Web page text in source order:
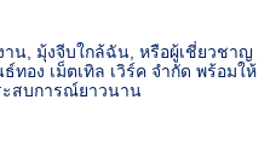
าน, มุ้งจีบใกล้ฉัน, หรือผู้เชี่ยวชาญ
อง เม็ตเทิล เวิร์ค จำกัด พร้อมให้
ะสบการณ์ยาวนาน